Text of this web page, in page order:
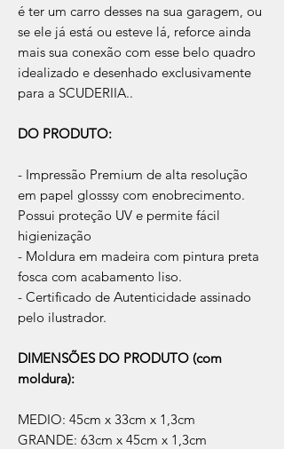
é ter um carro desses na sua garagem, ou
se ele já está ou esteve lá, reforce ainda
mais sua conexão com esse belo quadro
idealizado e desenhado exclusivamente
para a SCUDERIIA..
DO PRODUTO:
- Impressão Premium de alta resolução
em papel glosssy com enobrecimento.
Possui proteção UV e permite fácil
higienização
- Moldura em madeira com pintura preta
fosca com acabamento liso.
- Certificado de Autenticidade assinado
pelo ilustrador.
DIMENSÕES DO PRODUTO (com
moldura):
MEDIO: 45cm x 33cm x 1,3cm
GRANDE: 63cm x 45cm x 1,3cm